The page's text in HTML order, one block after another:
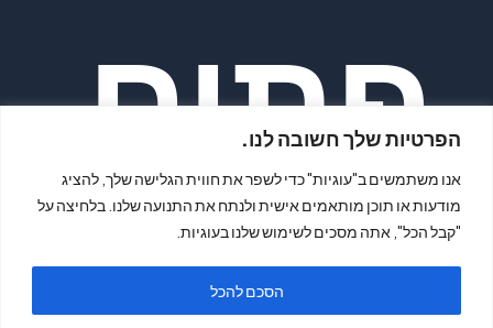
הפרטיות שלך חשובה לנו.
אנו משתמשים ב"עוגיות" כדי לשפר את חווית הגלישה שלך, להציג
מודעות או תוכן מותאמים אישית ולנתח את התנועה שלנו. בלחיצה על
"קבל הכל", אתה מסכים לשימוש שלנו בעוגיות.
הסכם להכל
פתיח